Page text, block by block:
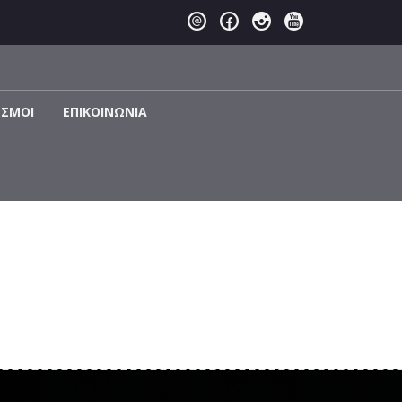
EΠΙΚΟΙΝΩΝΊΑ